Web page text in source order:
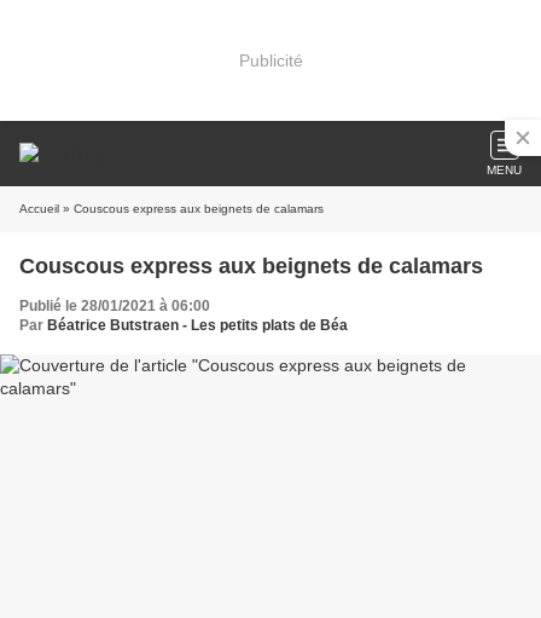
Publicité
MENU
Accueil » Couscous express aux beignets de calamars
Couscous express aux beignets de calamars
Publié le 28/01/2021 à 06:00
Par Béatrice Butstraen - Les petits plats de Béa